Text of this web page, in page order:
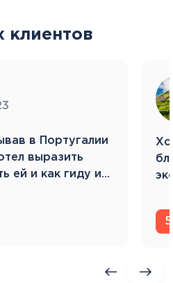
клиентов
в Португалии
выразить
ей и как гиду и…
5